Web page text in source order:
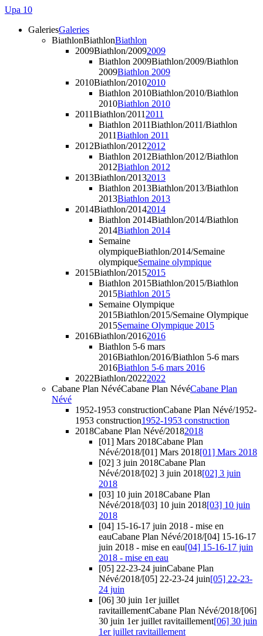
Upa 10
GaleriesGaleries
BiathlonBiathlonBiathlon
2009Biathlon/20092009
Biathlon 2009Biathlon/2009/Biathlon
2009Biathlon 2009
2010Biathlon/20102010
Biathlon 2010Biathlon/2010/Biathlon
2010Biathlon 2010
2011Biathlon/2011 2011
Biathlon 2011Biathlon/2011/Biathlon
2011Biathlon 2011
2012Biathlon/20122012
Biathlon 2012Biathlon/2012/Biathlon
2012Biathlon 2012
2013Biathlon/20132013
Biathlon 2013Biathlon/2013/Biathlon
2013Biathlon 2013
2014Biathlon/20142014
Biathlon 2014Biathlon/2014/Biathlon
2014Biathlon 2014
Semaine
olympiqueBiathlon/2014/Semaine
olympiqueSemaine olympique
2015Biathlon/20152015
Biathlon 2015Biathlon/2015/Biathlon
2015Biathlon 2015
Semaine Olympique
2015Biathlon/2015/Semaine Olympique
2015Semaine Olympique 2015
2016Biathlon/20162016
Biathlon 5-6 mars
2016Biathlon/2016/Biathlon 5-6 mars
2016Biathlon 5-6 mars 2016
2022Biathlon/20222022
Cabane Plan NévéCabane Plan NévéCabane Plan
Névé
1952-1953 constructionCabane Plan Névé/1952-
1953 construction1952-1953 construction
2018Cabane Plan Névé/20182018
[01] Mars 2018Cabane Plan
Névé/2018/[01] Mars 2018[01] Mars 2018
[02] 3 juin 2018Cabane Plan
Névé/2018/[02] 3 juin 2018[02] 3 juin
2018
[03] 10 juin 2018Cabane Plan
Névé/2018/[03] 10 juin 2018[03] 10 juin
2018
[04] 15-16-17 juin 2018 - mise en
eauCabane Plan Névé/2018/[04] 15-16-17
juin 2018 - mise en eau[04] 15-16-17 juin
2018 - mise en eau
[05] 22-23-24 juinCabane Plan
Névé/2018/[05] 22-23-24 juin[05] 22-23-
24 juin
[06] 30 juin 1er juillet
ravitaillementCabane Plan Névé/2018/[06]
30 juin 1er juillet ravitaillement[06] 30 juin
1er juillet ravitaillement